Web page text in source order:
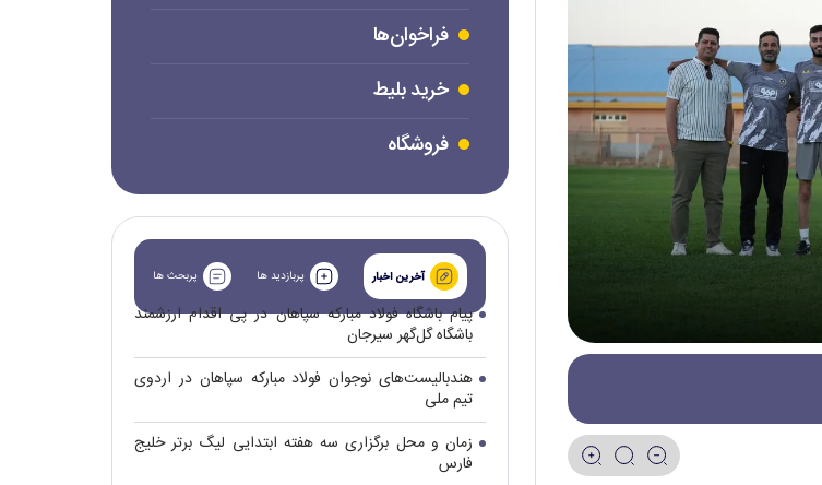
فراخوان‌ها
خرید بلیط
فروشگاه
آخرین اخبار پربازدید ها پربحث ها
پیام باشگاه فولاد مبارکه سپاهان در پی اقدام ارزشمند
باشگاه گل‌گهر سیرجان
هندبالیست‌های نوجوان فولاد مبارکه سپاهان در اردوی
تیم ملی
زمان و محل برگزاری سه هفته ابتدایی لیگ برتر خلیج
فارس